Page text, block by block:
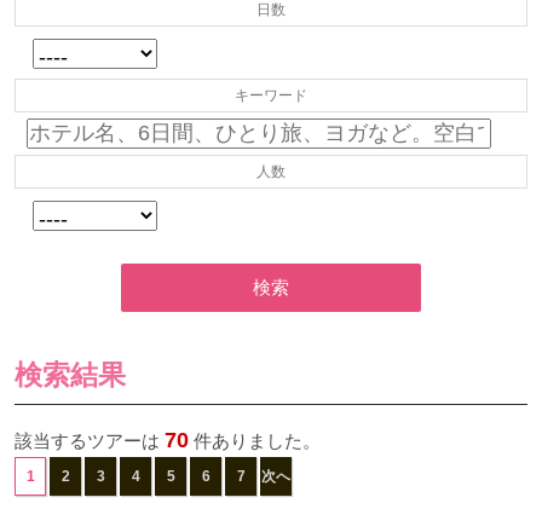
日数
キーワード
人数
検索
検索結果
該当するツアーは 70 件ありました。
1 2 3 4 5 6 7 次へ